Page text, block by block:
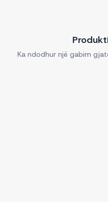
Ka ndodhur një gabim